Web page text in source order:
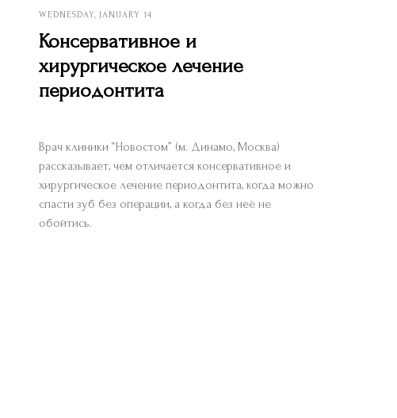
WEDNESDAY, JANUARY 14
Консервативное и
хирургическое лечение
периодонтита
Врач клиники “Новостом” (м. Динамо, Москва)
рассказывает, чем отличается консервативное и
хирургическое лечение периодонтита, когда можно
спасти зуб без операции, а когда без неё не
обойтись.